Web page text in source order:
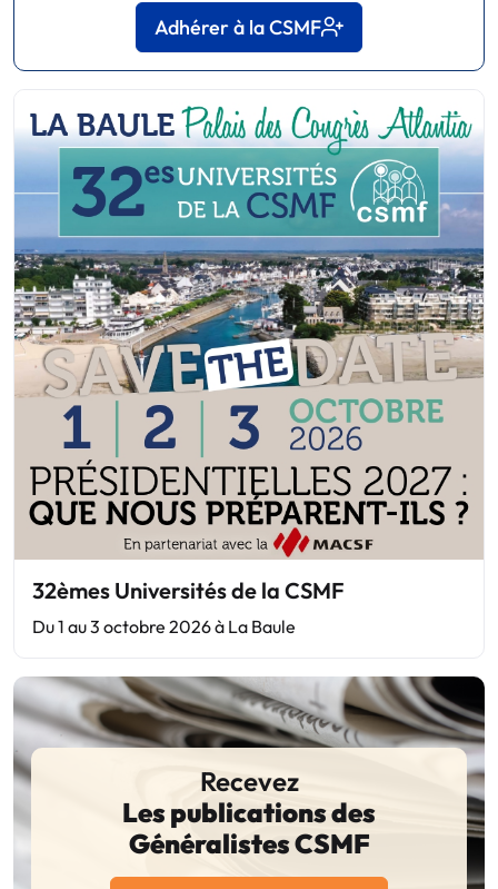
Adhérer à la CSMF
32èmes Universités de la CSMF
Du 1 au 3 octobre 2026 à La Baule
Recevez
Les publications des
Généralistes CSMF